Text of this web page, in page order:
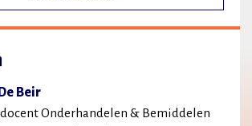
Beir
Onderhandelen & Bemiddelen